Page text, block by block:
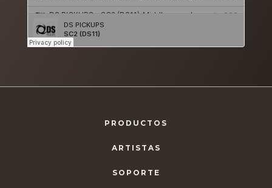
PRODUCTOS
ARTISTAS
SOPORTE